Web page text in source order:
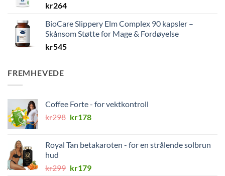
kr264
BioCare Slippery Elm Complex 90 kapsler –
Skånsom Støtte for Mage & Fordøyelse
kr545
FREMHEVEDE
Coffee Forte - for vektkontroll
kr298 Opprinnelig
kr298.
kr178Nåværende
kr178.
Royal Tan betakaroten - for en strålende solbrun
hud
kr299 Opprinnelig
kr179Nåværende